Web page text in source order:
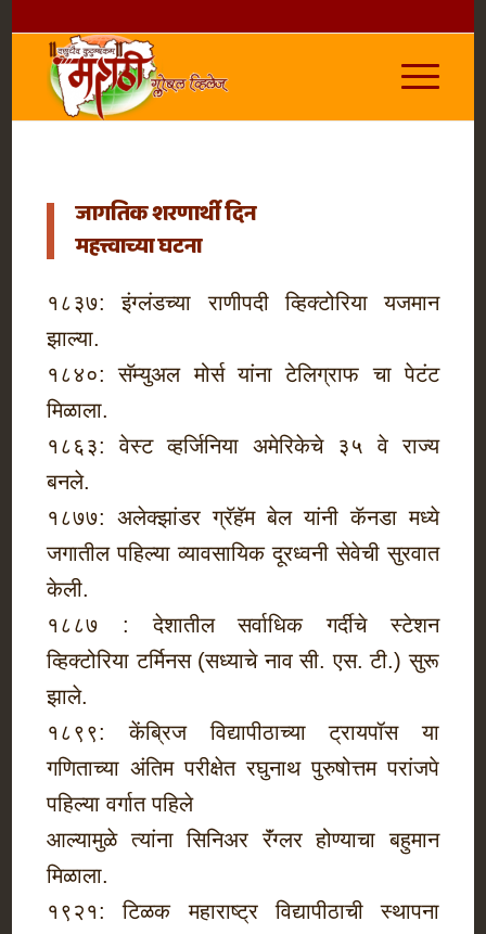
जागतिक शरणार्थी दिन
महत्त्वाच्या घटना
१८३७: इंग्लंडच्या राणीपदी व्हिक्टोरिया यजमान
झाल्या.
१८४०: सॅम्युअल मोर्स यांना टेलिग्राफ चा पेटंट
मिळाला.
१८६३: वेस्ट व्हर्जिनिया अमेरिकेचे ३५ वे राज्य
बनले.
१८७७: अलेक्झांडर ग्रॅहॅम बेल यांनी कॅनडा मध्ये
जगातील पहिल्या व्यावसायिक दूरध्वनी सेवेची सुरवात
केली.
१८८७ : देशातील सर्वाधिक गर्दीचे स्टेशन
व्हिक्टोरिया टर्मिनस (सध्याचे नाव सी. एस. टी.) सुरू
झाले.
१८९९: केंब्रिज विद्यापीठाच्या ट्रायपॉस या
गणिताच्या अंतिम परीक्षेत रघुनाथ पुरुषोत्तम परांजपे
पहिल्या वर्गात पहिले
आल्यामुळे त्यांना सिनिअर रॅंग्लर होण्याचा बहुमान
मिळाला.
१९२१: टिळक महाराष्ट्र विद्यापीठाची स्थापना